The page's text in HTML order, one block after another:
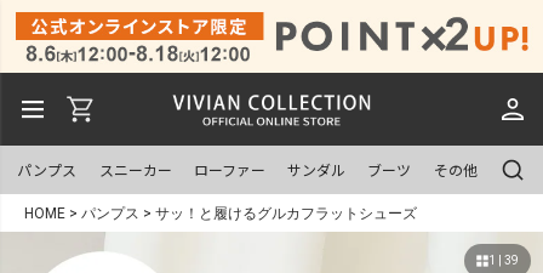
パンプス スニーカー ローファー サンダル ブーツ その他
HOME パンプス サッ！と履けるグルカフラットシューズ
1 | 39